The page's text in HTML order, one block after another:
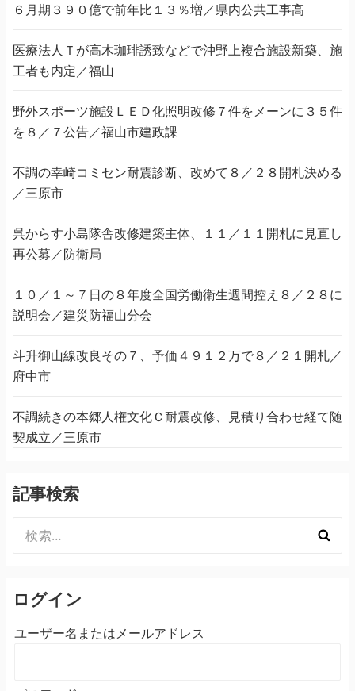
６月期３９０億で前年比１３％増／県内公共工事高
医療法人Ｔが高木珈琲誘致などで沖野上複合施設新築、施
工者も内定／福山
野外スポーツ施設ＬＥＤ化照明改修７件をメーンに３５件
を８／７公告／福山市建政課
不調の幸崎コミセン耐震診断、改めて８／２８開札決める
／三原市
呉からす小島隊舎改修建築主体、１１／１１開札に見直し
再公募／防衛局
１０／１～７日の８年度全国労働衛生週間控え８／２８に
説明会／建災防福山分会
斗升御山線改良その７、予価４９１２万で８／２１開札／
府中市
不調続きの本郷人権文化Ｃ耐震改修、見積り合わせ経て随
契成立／三原市
記事検索
索:
ログイン
ユーザー名またはメールアドレス